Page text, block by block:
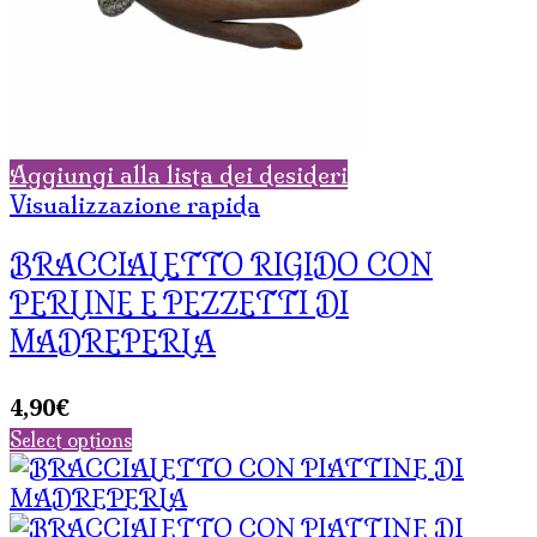
Aggiungi alla lista dei desideri
Visualizzazione rapida
BRACCIALETTO RIGIDO CON
PERLINE E PEZZETTI DI
MADREPERLA
4,90€
Select options